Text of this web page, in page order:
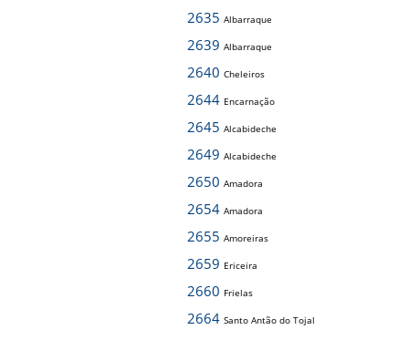
2635 Albarraque
2639 Albarraque
2640 Cheleiros
2644 Encarnação
2645 Alcabideche
2649 Alcabideche
2650 Amadora
2654 Amadora
2655 Amoreiras
2659 Ericeira
2660 Frielas
2664 Santo Antão do Tojal